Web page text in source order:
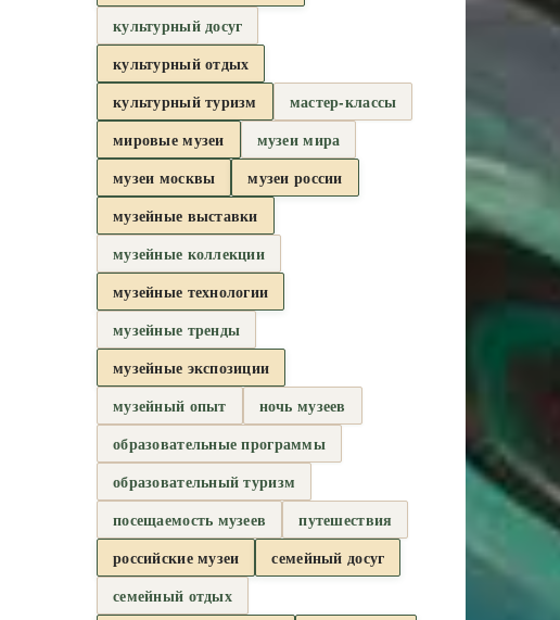
культурный досуг
культурный отдых
культурный туризм
мастер-классы
мировые музеи
музеи мира
музеи москвы
музеи россии
музейные выставки
музейные коллекции
музейные технологии
музейные тренды
музейные экспозиции
музейный опыт
ночь музеев
образовательные программы
образовательный туризм
посещаемость музеев
путешествия
российские музеи
семейный досуг
семейный отдых